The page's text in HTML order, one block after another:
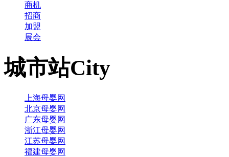
商机
招商
加盟
展会
城市站City
上海母婴网
北京母婴网
广东母婴网
浙江母婴网
江苏母婴网
福建母婴网